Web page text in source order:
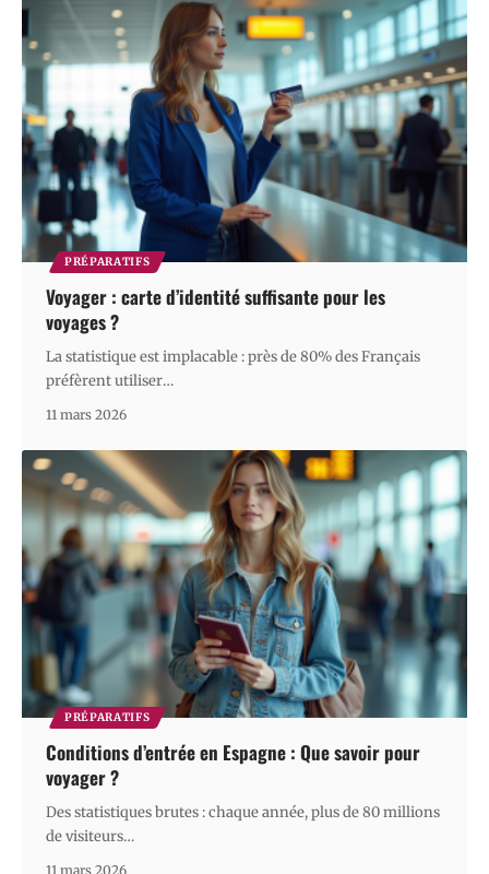
PRÉPARATIFS
Voyager : carte d’identité suffisante pour les
voyages ?
La statistique est implacable : près de 80% des Français
préfèrent utiliser…
11 mars 2026
PRÉPARATIFS
Conditions d’entrée en Espagne : Que savoir pour
voyager ?
Des statistiques brutes : chaque année, plus de 80 millions
de visiteurs…
11 mars 2026